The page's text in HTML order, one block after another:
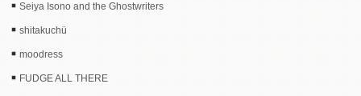
Seiya Isono and the Ghostwriters
shitakuchü
moodress
FUDGE ALL THERE